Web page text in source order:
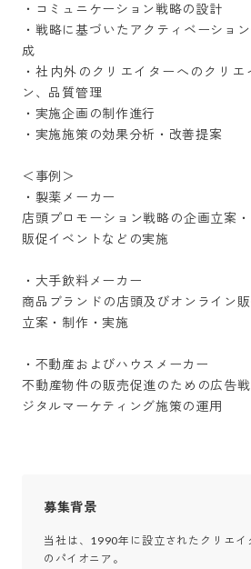
・コミュニケーション戦略の設計
・戦略に基づいたアクティベーショ
成
・社内外のクリエイターへのクリエ
ン、品質管理
・実施企画の制作進行
・実施施策の効果分析・改善提案
＜事例＞
・製薬メーカー
店頭プロモーション戦略の企画立案
販促イベントなどの実施
・大手飲料メーカー
商品ブランドの店頭及びオンライン
立案・制作・実施
・不動産およびハウスメーカー
不動産物件の販売促進のための広告
ジタルマーケティング施策の運用
募集背景
当社は、1990年に設立されたクリエイ
のパイオニア。